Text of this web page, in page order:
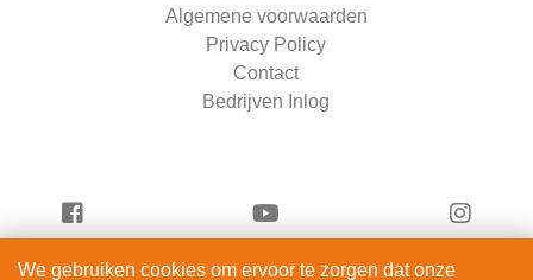
Algemene voorwaarden
Privacy Policy
Contact
Bedrijven Inlog
We gebruiken cookies om ervoor te zorgen dat onze